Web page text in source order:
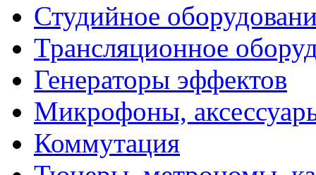
Студийное
Трансляционное
Генераторы эффектов
Микрофоны,
Коммутация